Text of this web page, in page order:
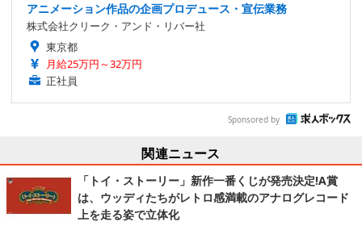
アニメーション作品の企画プロデュース・宣伝業務
株式会社クリーク・アンド・リバー社
東京都
月給25万円～32万円
正社員
Sponsored by
関連ニュース
「トイ・ストーリー」新作一番くじが発売決定!A賞
は、ウッディたちがレトロ感満載のアナログレコード
上を走る姿で立体化